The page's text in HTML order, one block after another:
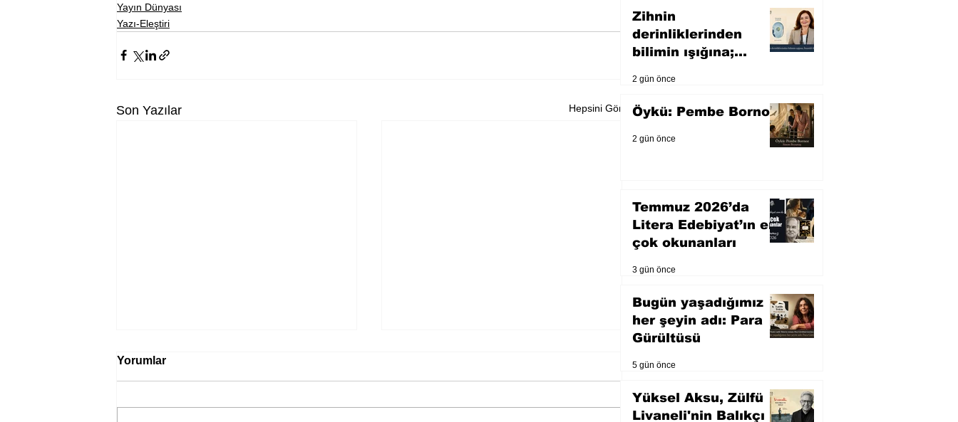
Yayın Dünyası
Yazı-Eleştiri
Son Yazılar Hepsini Gör
Yorumlar
Zihnin
derinliklerinden
bilimin ışığına;
2 gün önce
Öykü: Pembe Bornoz
2 gün önce
Temmuz 2026’da
Litera Edebiyat’ın en
çok okunanları
3 gün önce
Bugün yaşadığımız
her şeyin adı: Para
Gürültüsü
5 gün önce
Yüksel Aksu, Zülfü
Livaneli'nin Balıkçı